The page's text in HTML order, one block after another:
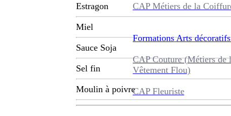
CAP Métiers de la
Formations Arts
CAP Couture (Métiers de
Vêtement Flou)
CAP Fleuriste
Estragon
Miel
Sauce Soja
Sel fin
Moulin à poivre